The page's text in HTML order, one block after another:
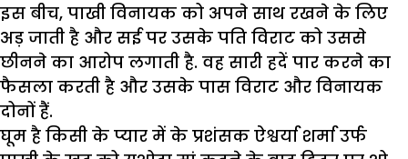
इस बीच, पाखी विनायक को अपने साथ रखने के लिए
अड़ जाती है और सई पर उसके पति विराट को उससे
छीनने का आरोप लगाती है. वह सारी हदें पार करने का
फैसला करती है और उसके पास विराट और विनायक
दोनों हैं.
घूम है किसी के प्यार में के प्रशंसक ऐश्वर्या शर्मा उर्फ